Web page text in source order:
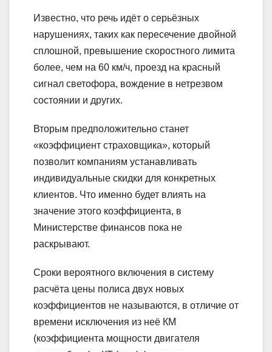
Известно, что речь идёт о серьёзных
нарушениях, таких как пересечение двойной
сплошной, превышение скоростного лимита
более, чем на 60 км/ч, проезд на красный
сигнал светофора, вождение в нетрезвом
состоянии и других.
Вторым предположительно станет
«коэффициент страховщика», который
позволит компаниям устанавливать
индивидуальные скидки для конкретных
клиентов. Что именно будет влиять на
значение этого коэффициента, в
Министерстве финансов пока не
раскрывают.
Сроки вероятного включения в систему
расчёта цены полиса двух новых
коэффициентов не называются, в отличие от
времени исключения из неё КМ
(коэффициента мощности двигателя